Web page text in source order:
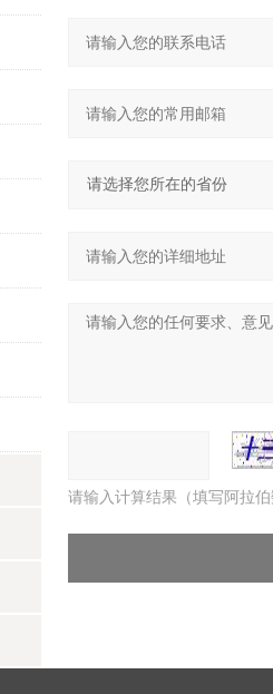
请输入计算结果（填写阿拉